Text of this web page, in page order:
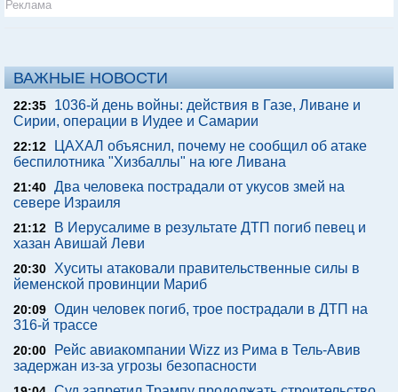
Реклама
ВАЖНЫЕ НОВОСТИ
22:35
1036-й день войны: действия в Газе, Ливане и
Сирии, операции в Иудее и Самарии
22:12
ЦАХАЛ объяснил, почему не сообщил об атаке
беспилотника "Хизбаллы" на юге Ливана
21:40 Два человека пострадали от укусов змей на
севере Израиля
21:12
В Иерусалиме в результате ДТП погиб певец и
хазан Авишай Леви
20:30 Хуситы атаковали правительственные силы в
йеменской провинции Мариб
20:09 Один человек погиб, трое пострадали в ДТП на
316-й трассе
20:00
Рейс авиакомпании Wizz из Рима в Тель-Авив
задержан из-за угрозы безопасности